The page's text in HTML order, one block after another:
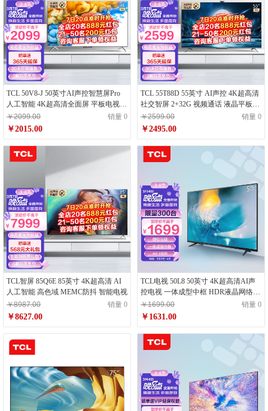
TCL 50V8-J 50英寸AI声控智慧屏Pro
人工智能 4K超高清全面屏 平板电视
云游戏电视
￥2099.00 销量 0
￥2015.00
TCL 55T88D 55英寸 AI声控 4K超高清
社交智屏 2+32G 视频通话 液晶平板电
视 55英寸 55T88D
￥2599.00 销量 0
￥2495.00
TCL智屏 85Q6E 85英寸 4K超高清 AI
人工智能 高色域 MEMC防抖 智能电视
￥8987.00
销量 0
￥8627.00
TCL电视 50L8 50英寸 4K超高清AI声
控电视 一体成型中框 HDR液晶网络智
能电视机
￥1699.00 销量 0
￥1631.00